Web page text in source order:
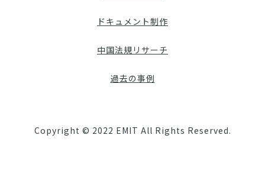
ドキュメント制作
中国法規リサーチ
過去の事例
Copyright © 2022 EMIT All Rights Reserved.